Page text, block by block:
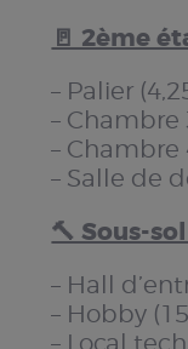
🚪 2ème
– Palier
– Chambre
– Chambre
– Salle de
🔨 Sous-sol
– Hall
– Hobby
– Local